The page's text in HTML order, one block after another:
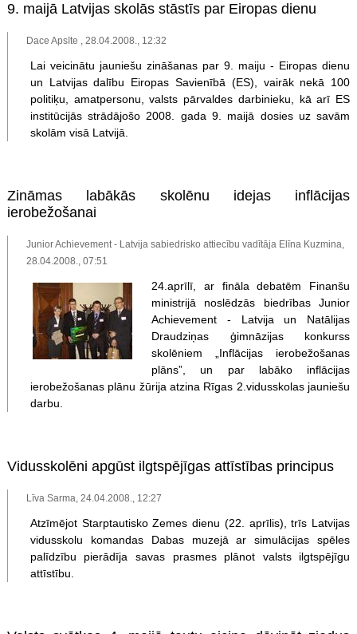
9. maijā Latvijas skolās stāstīs par Eiropas dienu
Dace Apsīte , 28.04.2008., 12:32
Lai veicinātu jauniešu zināšanas par 9. maiju - Eiropas dienu
un Latvijas dalību Eiropas Savienībā (ES), vairāk nekā 100
politiķu, amatpersonu, valsts pārvaldes darbinieku, kā arī ES
institūcijās strādājošo 2008. gada 9. maijā dosies uz savām
skolām visā Latvijā.
Zināmas labākās skolēnu idejas inflācijas
ierobežošanai
Junior Achievement - Latvija sabiedrisko attiecību vadītāja Elīna Kuzmina,
28.04.2008., 07:51
24.aprīlī, ar fināla debatēm Finanšu
ministrijā noslēdzās biedrības Junior
Achievement - Latvija un Natālijas
Draudziņas ģimnāzijas konkurss
skolēniem „Inflācijas ierobežošanas
plāns”, un par labāko inflācijas
ierobežošanas plānu žūrija atzina Rīgas 2.vidusskolas jauniešu
darbu.
Vidusskolēni apgūst ilgtspējīgas attīstības principus
Līva Sarma, 24.04.2008., 12:27
Atzīmējot Starptautisko Zemes dienu (22. aprīlis), trīs Latvijas
vidusskolu komandas Dabas muzejā ar simulācijas spēles
palīdzību pierādīja savas prasmes plānot valsts ilgtspējīgu
attīstību.